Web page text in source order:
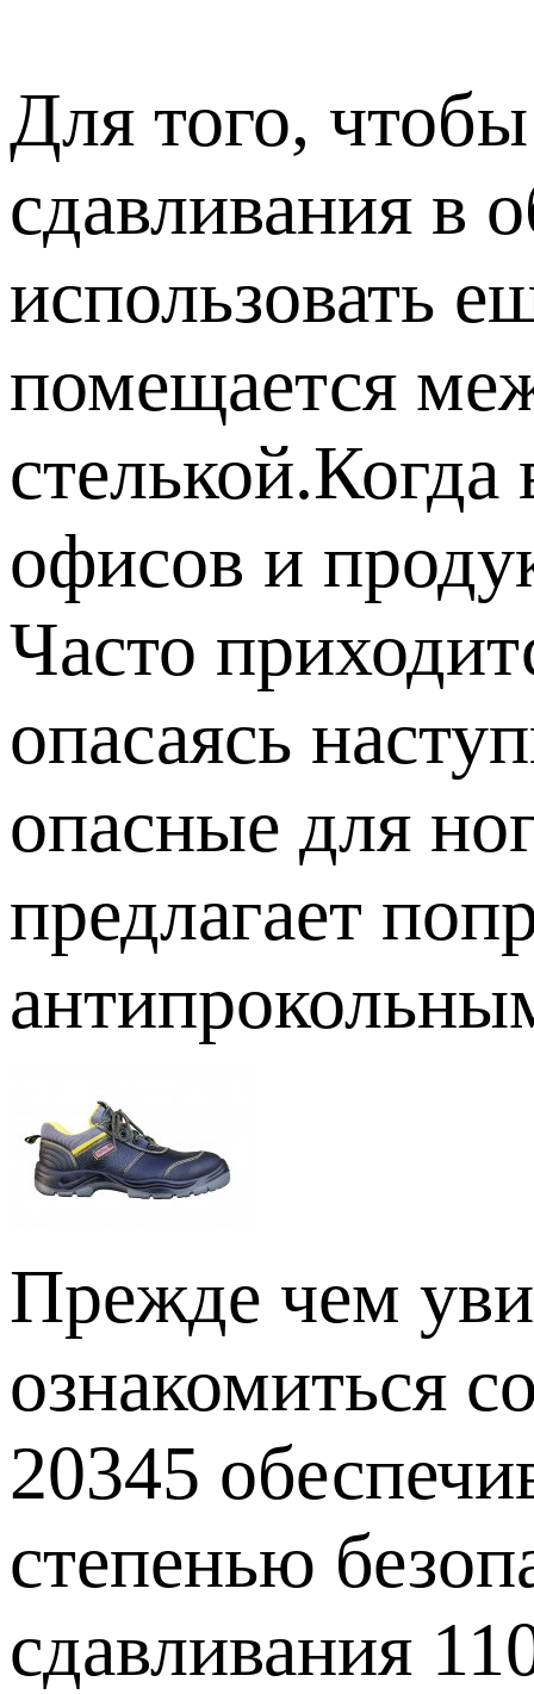
Для того,
сдавливания в
использовать
помещается
офисов и
Часто
опасаясь
опасные для
предлагает
Прежде чем
ознакомиться
20345
степенью
сдавливания